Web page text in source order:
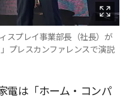
スプレイ事業部長（社長）が
プレスカンファレンスで演説
電は「ホーム・コンパ